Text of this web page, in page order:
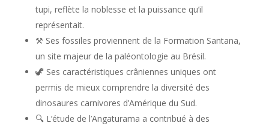
tupi, reflète la noblesse et la puissance qu’il
représentait.
⚒️ Ses fossiles proviennent de la Formation Santana,
un site majeur de la paléontologie au Brésil.
🦖 Ses caractéristiques crâniennes uniques ont
permis de mieux comprendre la diversité des
dinosaures carnivores d’Amérique du Sud.
🔍 L’étude de l’Angaturama a contribué à des